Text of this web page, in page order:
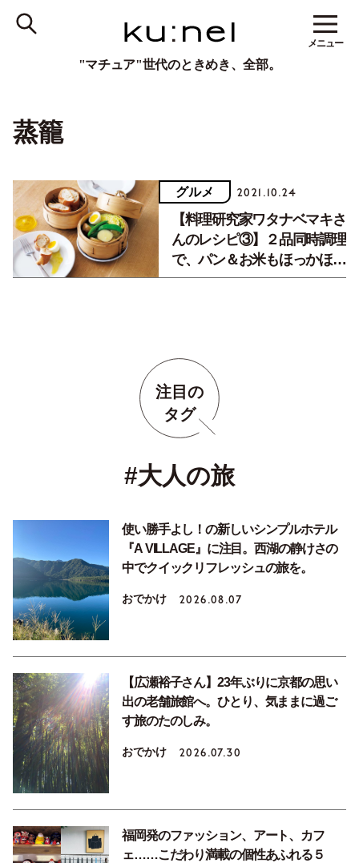
"マチュア"世代のときめき、全部。
メニュー
蒸籠
グルメ 2021.10.24
【料理研究家ワタナベマキさ
んのレシピ③】２品同時調理
で、パン＆お米もほっかほ
か！『せいろご飯』。
注目の
タグ
#大人の旅
使い勝手よし！の新しいシンプルホテル
『A VILLAGE』に注目。西湖の静けさの
中でクイックリフレッシュの旅を。
おでかけ 2026.08.07
【広瀬裕子さん】23年ぶりに京都の思い
出の老舗旅館へ。ひとり、気ままに過ご
す旅のたのしみ。
おでかけ 2026.07.30
福岡発のファッション、アート、カフ
ェ……こだわり満載の個性あふれる５